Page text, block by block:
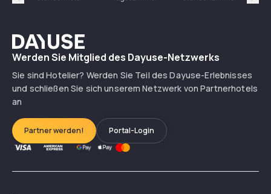
Précédent
Dayuse
Werden Sie Mitglied des Dayuse-Netzwerks
Sie sind Hotelier? Werden Sie Teil des Dayuse-Erlebnisses
und schließen Sie sich unserem Netzwerk von Partnerhotels
an
Partner werden! Portal-Login